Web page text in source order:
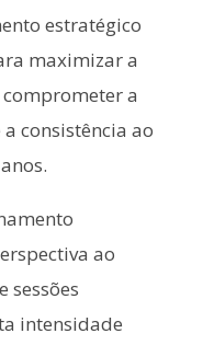
estratégico
maximizar a
a
consistência ao
ao
sessões
intensidade